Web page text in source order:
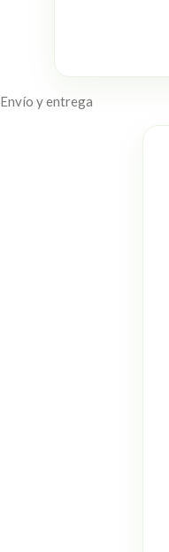
Envío y entrega